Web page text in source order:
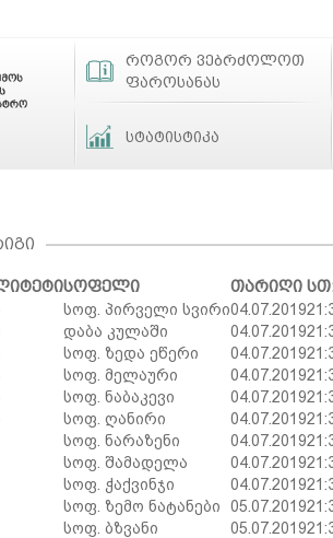
როგორ ვებრძოლოთ
ფაროსანას
სტატისტიკა
სოფელი თარიღი
სოფ. პირველი სვირი04.07.2019
დაბა კულაში 04.07.2019
სოფ. ზედა ეწერი 04.07.2019
სოფ. მელაური 04.07.2019
სოფ. ნაბაკევი 04.07.2019
სოფ. ღანირი 04.07.2019
სოფ. ნარაზენი 04.07.2019
სოფ. შამადელა 04.07.2019
სოფ. ჭაქვინჯი 04.07.2019
სოფ. ზემო ნატანები 05.07.2019
სოფ. ბზვანი 05.07.2019